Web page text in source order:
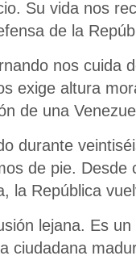
Su vida nos
de la
nos cuida
exige altura
de una
durante
de pie.
la República
lejana. Es
ciudadana